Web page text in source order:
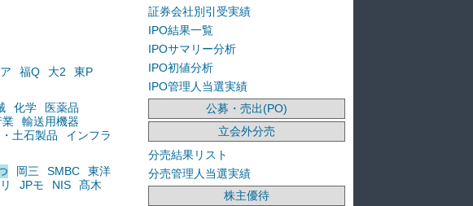
福Q 大2
東P
化学
医薬品
業
輸送用機器
土石製品
インフラ
岡三 SMBC
東洋
JPモ NIS
髙木
証券会社別引受実績
IPO結果一覧
IPOサマリー分析
IPO初値分析
IPO管理人当選実績
公募・売出(PO)
立会外分売
分売結果リスト
分売管理人当選実績
株主優待